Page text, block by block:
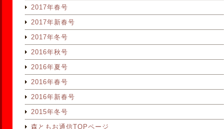
2017年春号
2017年新春号
2017年冬号
2016年秋号
2016年夏号
2016年春号
2016年新春号
2015年冬号
森ともお通信TOPページ